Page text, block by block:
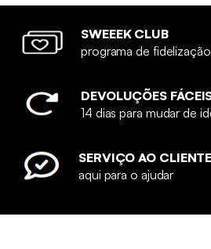
SWEEEK CLUB
programa de
DEVOLUÇÕES
14 dias para mudar de
SERVIÇO AO CLIENTE
aqui para o ajudar